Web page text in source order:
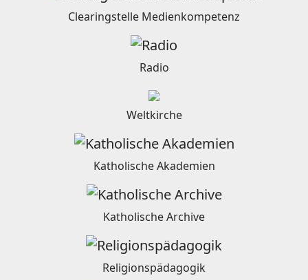
Clearingstelle Medienkompetenz
Radio
Weltkirche
Katholische Akademien
Katholische Archive
Religionspädagogik